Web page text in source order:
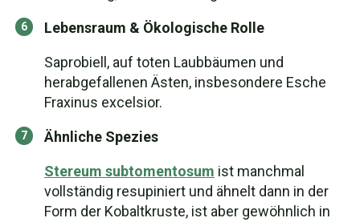
Lebensraum & Ökologische Rolle
Saprobiell, auf toten Laubbäumen und
herabgefallenen Ästen, insbesondere Esche
Fraxinus excelsior.
Ähnliche Spezies
Stereum subtomentosum ist manchmal
vollständig resupiniert und ähnelt dann in der
Form der Kobaltkruste, ist aber gewöhnlich in